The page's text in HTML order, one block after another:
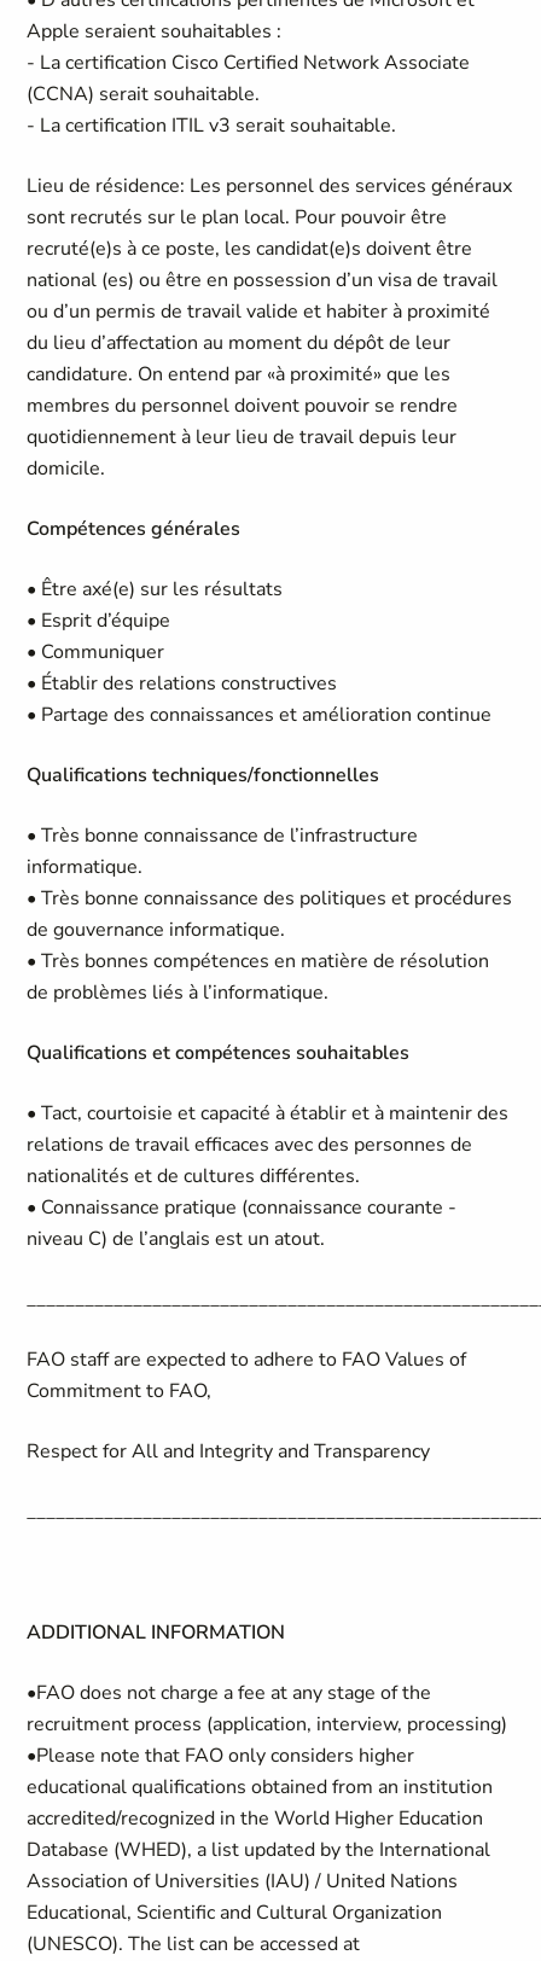
Apple seraient souhaitables :
- La certification Cisco Certified Network Associate
(CCNA) serait souhaitable.
- La certification ITIL v3 serait souhaitable.
Lieu de résidence: Les personnel des services généraux
sont recrutés sur le plan local. Pour pouvoir être
recruté(e)s à ce poste, les candidat(e)s doivent être
national (es) ou être en possession d’un visa de travail
ou d’un permis de travail valide et habiter à proximité
du lieu d’affectation au moment du dépôt de leur
candidature. On entend par «à proximité» que les
membres du personnel doivent pouvoir se rendre
quotidiennement à leur lieu de travail depuis leur
domicile.
Compétences générales
• Être axé(e) sur les résultats
• Esprit d’équipe
• Communiquer
• Établir des relations constructives
• Partage des connaissances et amélioration continue
Qualifications techniques/fonctionnelles
• Très bonne connaissance de l’infrastructure
informatique.
• Très bonne connaissance des politiques et procédures
de gouvernance informatique.
• Très bonnes compétences en matière de résolution
de problèmes liés à l’informatique.
Qualifications et compétences souhaitables
• Tact, courtoisie et capacité à établir et à maintenir des
relations de travail efficaces avec des personnes de
nationalités et de cultures différentes.
• Connaissance pratique (connaissance courante -
niveau C) de l’anglais est un atout.
FAO staff are expected to adhere to FAO Values of
Commitment to FAO,
Respect for All and Integrity and Transparency
ADDITIONAL INFORMATION
•FAO does not charge a fee at any stage of the
recruitment process (application, interview, processing)
•Please note that FAO only considers higher
educational qualifications obtained from an institution
accredited/recognized in the World Higher Education
Database (WHED), a list updated by the International
Association of Universities (IAU) / United Nations
Educational, Scientific and Cultural Organization
(UNESCO). The list can be accessed at